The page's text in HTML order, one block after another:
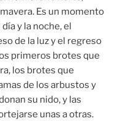
Es un momento
y la noche, el
de la luz y el regreso
primeros brotes que
los brotes que
de los arbustos y
su nido, y las
unas a otras.